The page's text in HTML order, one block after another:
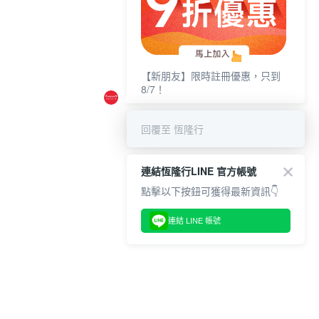
【新朋友】限時註冊優惠，只到
8/7！
回覆至 恆隆行
連結恆隆行LINE 官方帳號
點擊以下按鈕可獲得最新資訊👇
連結 LINE 帳號